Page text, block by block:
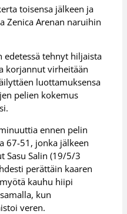
toisensa jälkeen ja
Zenica Arenan naruihin
tehnyt hiljaista
korjannut virheitään
luottamuksensa
pelien kokemus
ennen pelin
67-51, jonka jälkeen
Sasu Salin (19/5/3
perättäin kaaren
kauhu hiipi
kun
veren.